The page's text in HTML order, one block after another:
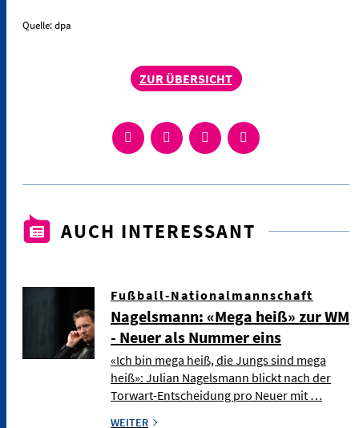
Quelle: dpa
ZUR ÜBERSICHT
AUCH INTERESSANT
Fußball-Nationalmannschaft
Nagelsmann: «Mega heiß» zur WM
- Neuer als Nummer eins
«Ich bin mega heiß, die Jungs sind mega
heiß»: Julian Nagelsmann blickt nach der
Torwart-Entscheidung pro Neuer mit …
WEITER